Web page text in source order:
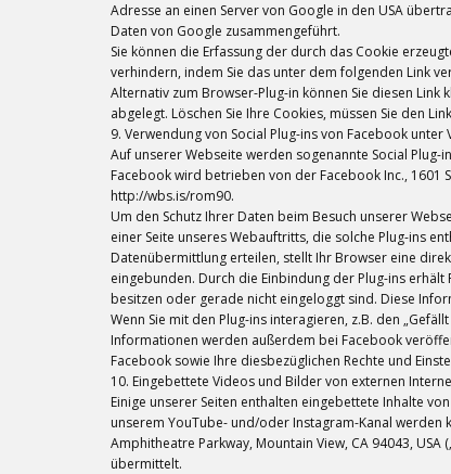
Adresse an einen Server von Google in den USA
Daten von Google zusammengeführt.
Sie können die Erfassung der durch das Cookie
verhindern, indem Sie das unter dem folgenden Link
Alternativ zum Browser-Plug-in können Sie diesen
abgelegt. Löschen Sie Ihre Cookies, müssen Sie den
9. Verwendung von Social Plug-ins von Facebook unter
Auf unserer Webseite werden sogenannte Social Plug-
Facebook wird betrieben von der Facebook Inc., 1601
http://wbs.is/rom90.
Um den Schutz Ihrer Daten beim Besuch unserer
einer Seite unseres Webauftritts, die solche Plug-ins
Datenübermittlung erteilen, stellt Ihr Browser eine
eingebunden. Durch die Einbindung der Plug-ins
besitzen oder gerade nicht eingeloggt sind. Diese
Wenn Sie mit den Plug-ins interagieren, z.B. den
Informationen werden außerdem bei Facebook
Facebook sowie Ihre diesbezüglichen Rechte und
10. Eingebettete Videos und Bilder von externen
Einige unserer Seiten enthalten eingebettete Inhalte
unserem YouTube- und/oder Instagram-Kanal werden
Amphitheatre Parkway, Mountain View, CA 94043, USA
übermittelt.